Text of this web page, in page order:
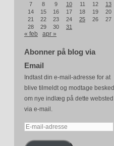
7
8 9 10 11 12
13
14
15 16 17 18 19
20
21
22 23 24 25 26
27
28
29 30 31
« feb apr »
Abonner på blog via
Email
Indtast din e-mail-adresse for at
blive tilmeldt og modtage besked
om nye indlæg på dette websted
via e-mail.
E-